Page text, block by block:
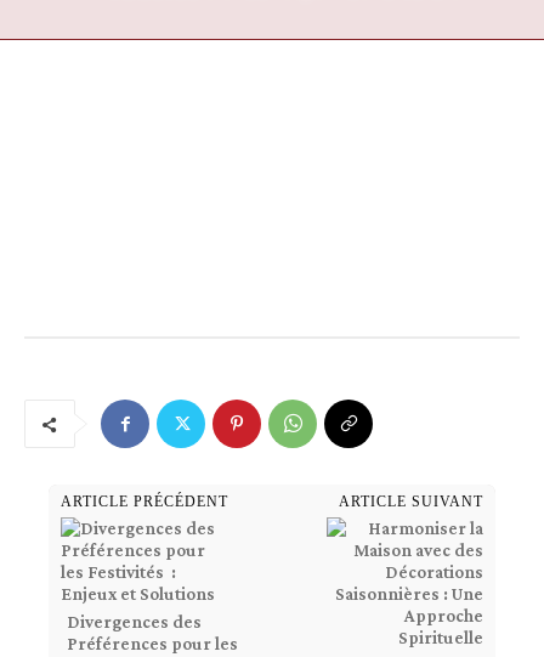
ARTICLE PRÉCÉDENT
Divergences des
Préférences pour les
ARTICLE SUIVANT